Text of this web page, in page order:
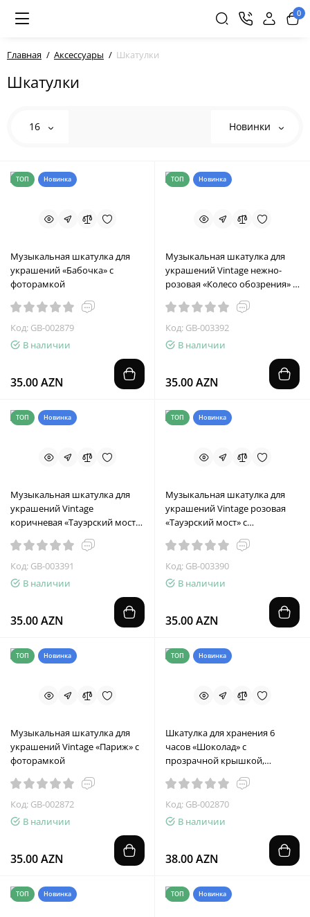
0
Главная Аксессуары Шкатулки
Шкатулки
16 Новинки
ТОП Новинка
Музыкальная шкатулка для
украшений «Бабочка» с
фоторамкой
Код: GB-002879
В наличии
35.00 AZN
ТОП Новинка
Музыкальная шкатулка для
украшений Vintage нежно-
розовая «Колесо обозрения» с
Код: GB-003392
В наличии
35.00 AZN
ТОП Новинка
Музыкальная шкатулка для
украшений Vintage
коричневая «Тауэрский мост»
Код: GB-003391
В наличии
35.00 AZN
ТОП Новинка
Музыкальная шкатулка для
украшений Vintage розовая
«Тауэрский мост» с
Код: GB-003390
В наличии
35.00 AZN
ТОП Новинка
Музыкальная шкатулка для
украшений Vintage «Париж» с
фоторамкой
Код: GB-002872
В наличии
35.00 AZN
ТОП Новинка
Шкатулка для хранения 6
часов «Шоколад» с
прозрачной крышкой,
экокожа 31×10×9 см
Код: GB-002870
В наличии
38.00 AZN
ТОП Новинка ТОП Новинка